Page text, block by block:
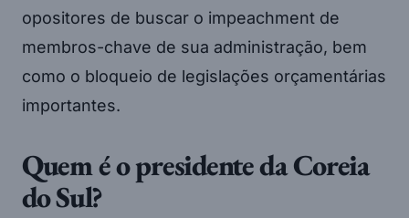
opositores de buscar o impeachment de
membros-chave de sua administração, bem
como o bloqueio de legislações orçamentárias
importantes.
Quem é o presidente da Coreia
do Sul?